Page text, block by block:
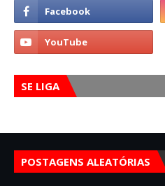
SE LIGA
POSTAGENS ALEATÓRIAS